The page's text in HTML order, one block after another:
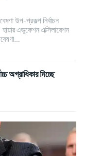
উপ-প্রকল্প নির্বাচন
এডুকেশন এক্সিলারেশন
অগ্রাধিকার দিচ্ছে